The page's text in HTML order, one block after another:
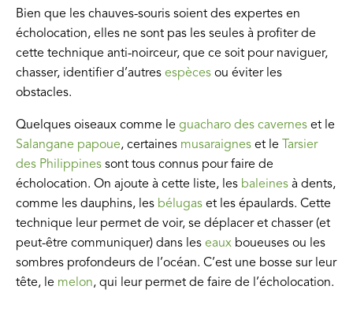
Bien que les chauves-souris soient des expertes en
écholocation, elles ne sont pas les seules à profiter de
cette technique anti-noirceur, que ce soit pour naviguer,
chasser, identifier d’autres espèces ou éviter les
obstacles.
Quelques oiseaux comme le guacharo des cavernes et le
Salangane papoue, certaines musaraignes et le Tarsier
des Philippines sont tous connus pour faire de
écholocation. On ajoute à cette liste, les baleines à dents,
comme les dauphins, les bélugas et les épaulards. Cette
technique leur permet de voir, se déplacer et chasser (et
peut-être communiquer) dans les eaux boueuses ou les
sombres profondeurs de l’océan. C’est une bosse sur leur
tête, le melon, qui leur permet de faire de l’écholocation.